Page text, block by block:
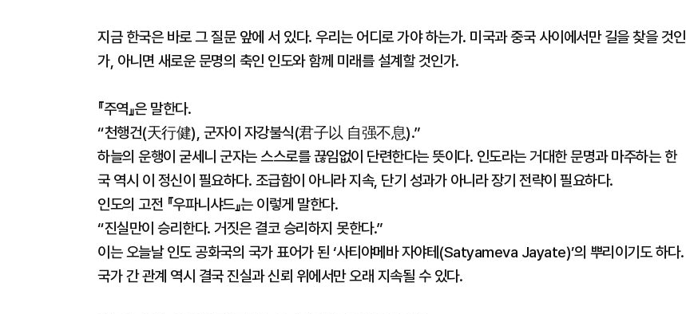
지금 한국은 바로 그 질문 앞에 서 있다. 우리는 어디로 가야 하는가. 미국과 중국 사이에서만 길을 찾을 것인
가, 아니면 새로운 문명의 축인 인도와 함께 미래를 설계할 것인가.
『주역』은 말한다.
“천행건(天行健), 군자이 자강불식(君子以 自强不息).”
하늘의 운행이 굳세니 군자는 스스로를 끊임없이 단련한다는 뜻이다. 인도라는 거대한 문명과 마주하는 한
국 역시 이 정신이 필요하다. 조급함이 아니라 지속, 단기 성과가 아니라 장기 전략이 필요하다.
인도의 고전 『우파니샤드』는 이렇게 말한다.
“진실만이 승리한다. 거짓은 결코 승리하지 못한다.”
이는 오늘날 인도 공화국의 국가 표어가 된 ‘사티야메바 자야테(Satyameva Jayate)’의 뿌리이기도 하다.
국가 간 관계 역시 결국 진실과 신뢰 위에서만 오래 지속될 수 있다.